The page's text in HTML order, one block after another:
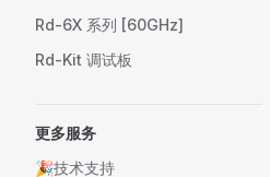
Rd-6X 系列 [60GHz]
Rd-Kit 调试板
更多服务
🎉技术支持